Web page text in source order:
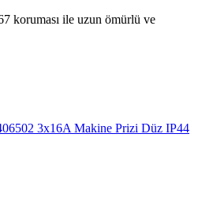
koruması ile uzun ömürlü ve
3x16A Makine Prizi Düz IP44